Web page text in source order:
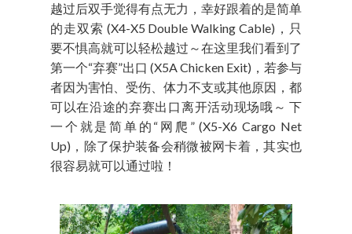
越过后双手觉得有点无力，幸好跟着的是简单
的走双索 (X4-X5 Double Walking Cable)，只
要不惧高就可以轻松越过～在这里我们看到了
第一个“弃赛”出口 (X5A Chicken Exit)，若参与
者因为害怕、受伤、体力不支或其他原因，都
可以在沿途的弃赛出口离开活动现场哦～ 下
一个就是简单的“网爬” (X5-X6 Cargo Net
Up)，除了保护装备会稍微被网卡着，其实也
很容易就可以通过啦！